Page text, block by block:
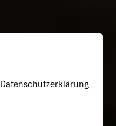
Datenschutzerklärung